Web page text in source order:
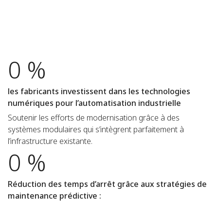
0 %
les fabricants investissent dans les technologies
numériques pour l’automatisation industrielle
Soutenir les efforts de modernisation grâce à des
systèmes modulaires qui s’intègrent parfaitement à
l’infrastructure existante.
0 %
Réduction des temps d’arrêt grâce aux stratégies de
maintenance prédictive :